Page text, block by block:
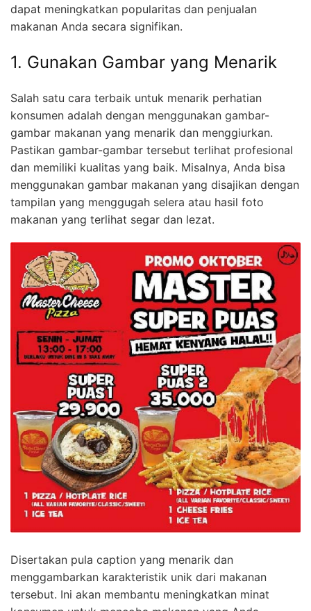
dapat meningkatkan popularitas dan penjualan
makanan Anda secara signifikan.
1. Gunakan Gambar yang Menarik
Salah satu cara terbaik untuk menarik perhatian
konsumen adalah dengan menggunakan gambar-
gambar makanan yang menarik dan menggiurkan.
Pastikan gambar-gambar tersebut terlihat profesional
dan memiliki kualitas yang baik. Misalnya, Anda bisa
menggunakan gambar makanan yang disajikan dengan
tampilan yang menggugah selera atau hasil foto
makanan yang terlihat segar dan lezat.
Disertakan pula caption yang menarik dan
menggambarkan karakteristik unik dari makanan
tersebut. Ini akan membantu meningkatkan minat